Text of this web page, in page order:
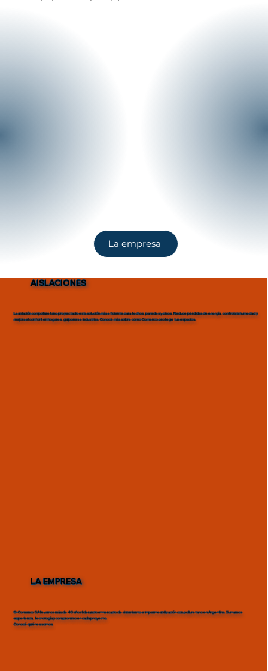
La aislación con poliuretano proyectado es la solución más eficiente para techos, paredes y pisos. Reduce pérdidas de energía, controla la humedad y
mejora el confort en hogares, galpones e industrias. Conocé más sobre cómo Comenco protege tus espacios.
AISLACIONES
En Comenco SA llevamos más de 40 años liderando el mercado de aislamiento e impermeabilización con poliuretano en Argentina. Sumamos
experiencia, tecnología y compromiso en cada proyecto.
Conocé quiénes somos.
LA EMPRESA
La empresa